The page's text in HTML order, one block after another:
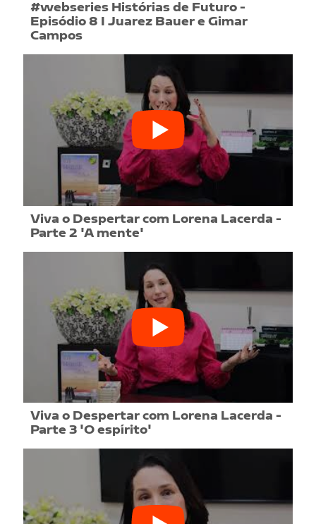
#webseries Histórias de Futuro -
Episódio 8 I Juarez Bauer e Gimar
Campos
Viva o Despertar com Lorena Lacerda -
Parte 2 'A mente'
Viva o Despertar com Lorena Lacerda -
Parte 3 'O espírito'